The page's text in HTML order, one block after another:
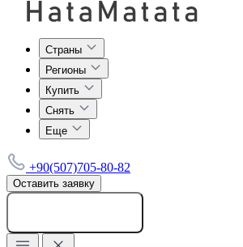
Страны
Регионы
Купить
Снять
Еще
+90(507)705-80-82
Оставить заявку